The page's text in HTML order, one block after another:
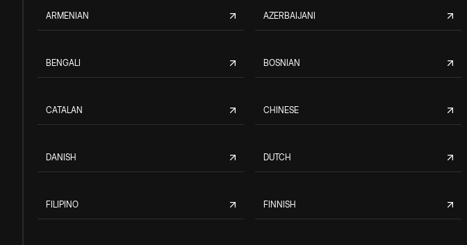
ARMENIAN AZERBAIJANI
BENGALI BOSNIAN
CATALAN CHINESE
DANISH DUTCH
FILIPINO FINNISH